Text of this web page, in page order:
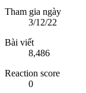
Tham gia ngày
3/12/22
Bài viết
8,486
Reaction score
0